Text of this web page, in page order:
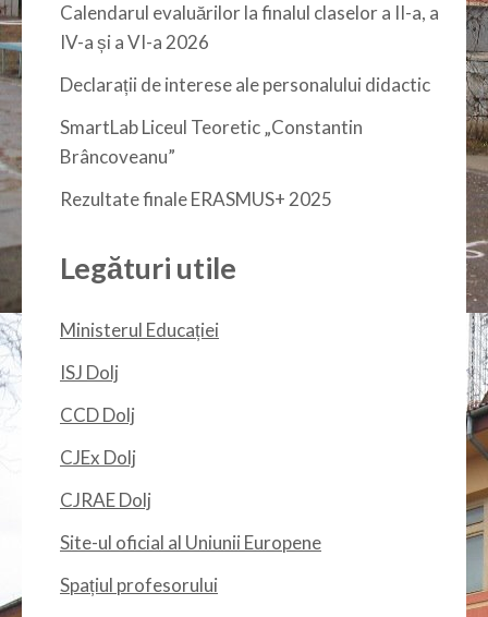
Calendarul evaluărilor la finalul claselor a II-a, a
IV-a și a VI-a 2026
Declarații de interese ale personalului didactic
SmartLab Liceul Teoretic „Constantin
Brâncoveanu”
Rezultate finale ERASMUS+ 2025
Legături utile
Ministerul Educației
ISJ Dolj
CCD Dolj
CJEx Dolj
CJRAE Dolj
Site-ul oficial al Uniunii Europene
Spațiul profesorului